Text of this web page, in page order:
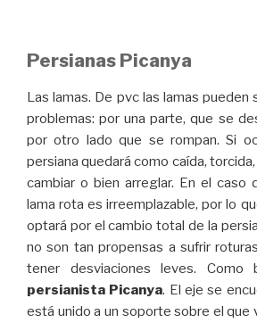
Persianas Picanya
Las lamas. De pvc las lamas pueden
problemas: por una parte, que se
por otro lado que se rompan. Si
persiana quedará como caída,
cambiar o bien arreglar. En el caso
lama rota es irreemplazable, por lo
optará por el cambio total de la
no son tan propensas a sufrir
tener desviaciones leves. Como
persianista Picanya. El eje se
está unido a un soporte sobre el que